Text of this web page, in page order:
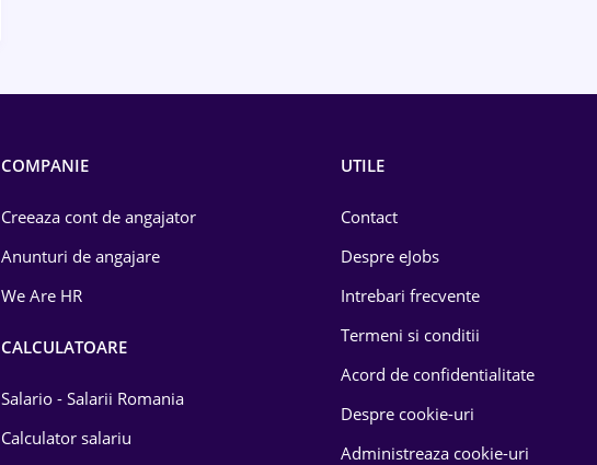
COMPANIE
Creeaza cont de angajator
Anunturi de angajare
We Are HR
CALCULATOARE
Salario - Salarii Romania
Calculator salariu
UTILE
Contact
Despre eJobs
Intrebari frecvente
Termeni si conditii
Acord de confidentialitate
Despre cookie-uri
Administreaza cookie-uri